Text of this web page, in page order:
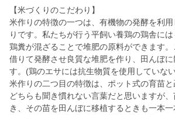
【米づくりのこだわり】
米作りの特徴の一つは、有機物の発酵を利
りです。私たちが行う平飼い養鶏の鶏舎には
鶏糞が混ざることで堆肥の原料ができます
借りて発酵させ良質な堆肥を作り、田んぼに
す。(鶏のエサには抗生物質を使用していな
米作りの二つ目の特徴は、ポット式の育苗と
どちらも聞き慣れない言葉だと思いますが
き、その苗を田んぼに移植するときも一本